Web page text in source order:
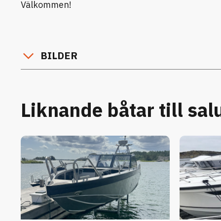
Välkommen!
BILDER
Liknande båtar till